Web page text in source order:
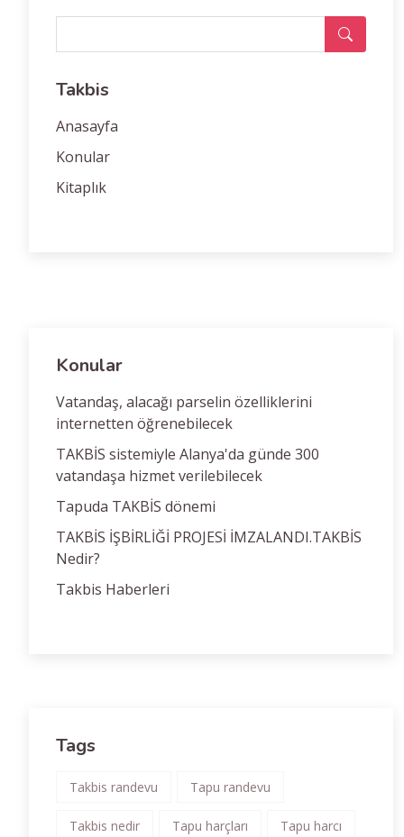
Takbis
Anasayfa
Konular
Kitaplık
Konular
Vatandaş, alacağı parselin özelliklerini
internetten öğrenebilecek
TAKBİS sistemiyle Alanya'da günde 300
vatandaşa hizmet verilebilecek
Tapuda TAKBİS dönemi
TAKBİS İŞBİRLİĞİ PROJESİ İMZALANDI.TAKBİS
Nedir?
Takbis Haberleri
Tags
Takbis randevu Tapu randevu
Takbis nedir Tapu harçları Tapu harcı